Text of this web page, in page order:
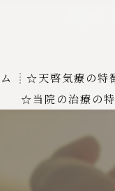
☆天啓気療の特
お客様の質問に対
天啓気療に関する
☆当院の治療の
筋痛症が天啓気療によ